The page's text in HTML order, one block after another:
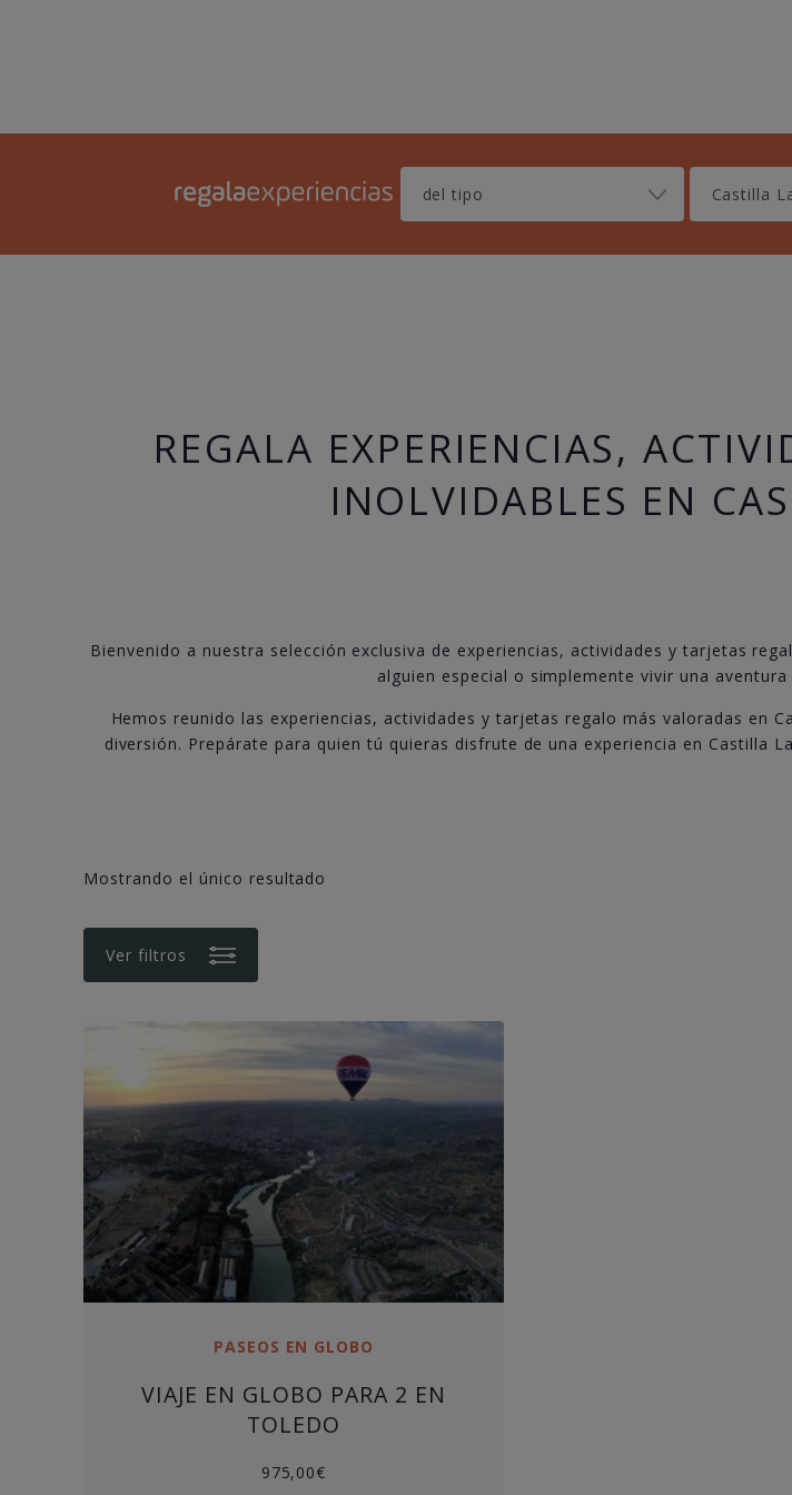
Castilla
REGALA EXPERIENCIAS,
INOLVIDABLES EN
Bienvenido a nuestra selección exclusiva de experiencias, actividades y tarjetas
alguien especial o simplemente vivir una
Hemos reunido las experiencias, actividades y tarjetas regalo más valoradas en
diversión. Prepárate para quien tú quieras disfrute de una experiencia en Castilla
Mostrando el único resultado
Ver filtros
PASEOS EN GLOBO
VIAJE EN GLOBO PARA 2 EN
TOLEDO
975,00€